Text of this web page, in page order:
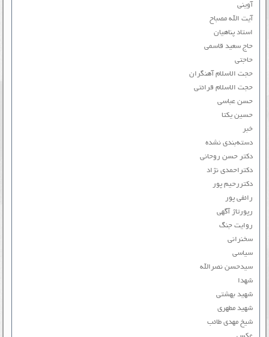
آوینی
آیت الله مصباح
استاد پناهیان
حاج سعید قاسمی
حاجتی
حجت الاسلام آهنگران
حجت الاسلام قرائتی
حسن عباسی
حسین یکتا
خبر
دسته‌بندی نشده
دکتر حسن روحانی
دکتراحمدی نژاد
دکتررحیم پور
رائفی پور
رپورتاژ آگهی
روایت جنگ
سخنرانی
سیاسی
سیدحسن نصرالله
شهدا
شهید بهشتی
شهید مطهری
شیخ مهدی طائب